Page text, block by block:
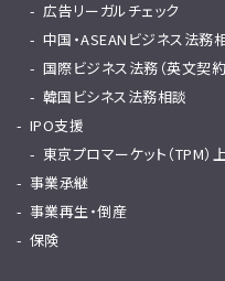
広告リーガルチェック
中国・ASEANビジネス法務
国際ビジネス法務（英文契約
韓国ビシネス法務相談
IPO支援
東京プロマーケット（TPM）
事業承継
事業再生・倒産
保険